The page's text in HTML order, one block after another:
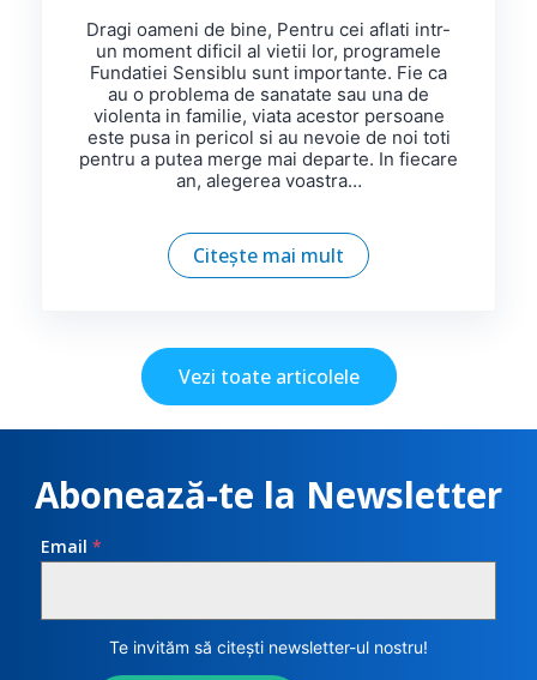
Dragi oameni de bine, Pentru cei aflati intr-
un moment dificil al vietii lor, programele
Fundatiei Sensiblu sunt importante. Fie ca
au o problema de sanatate sau una de
violenta in familie, viata acestor persoane
este pusa in pericol si au nevoie de noi toti
pentru a putea merge mai departe. In fiecare
an, alegerea voastra…
Citește mai mult
Vezi toate articolele
Abonează-te la Newsletter
Email *
Te invităm să citești newsletter-ul nostru!